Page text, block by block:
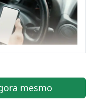
mesmo